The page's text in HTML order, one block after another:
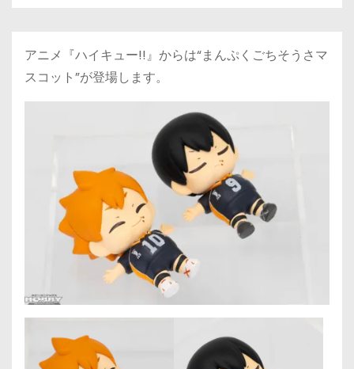
アニメ『ハイキュー!!』からは“まんぷくごちそうさマ
スコット”が登場します。